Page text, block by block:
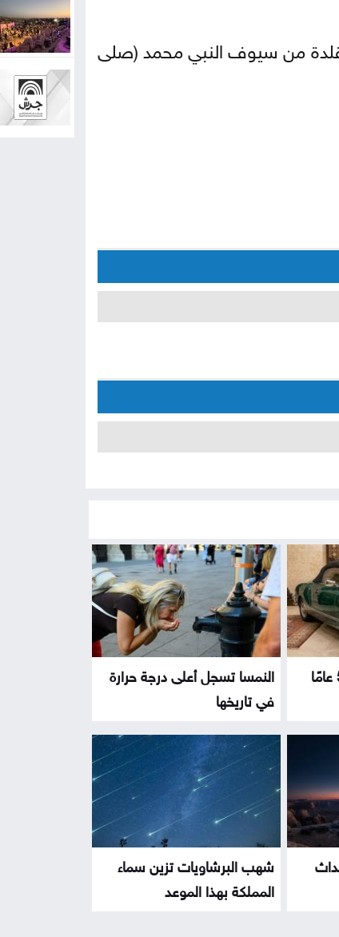
من سيوف النبي محمد (صلى
سيارة عمرها أكثر من 50 عامًا
النمسا تسجل أعلى درجة حرارة
في تاريخها
شهب البرشاويات تزين سماء
المملكة بهذا الموعد